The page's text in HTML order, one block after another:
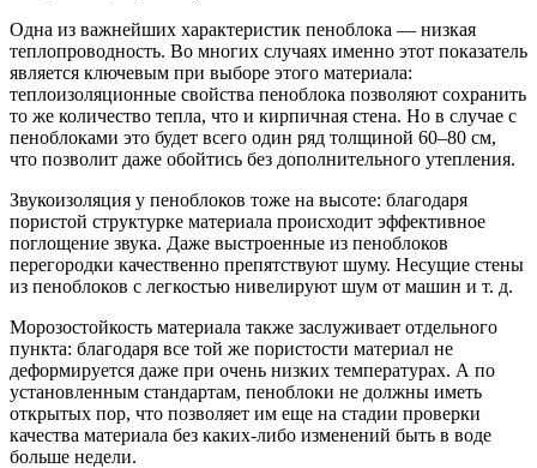
Одна из важнейших характеристик пеноблока — низкая
теплопроводность. Во многих случаях именно этот показатель
является ключевым при выборе этого материала:
теплоизоляционные свойства пеноблока позволяют сохранить
то же количество тепла, что и кирпичная стена. Но в случае с
пеноблоками это будет всего один ряд толщиной 60–80 см,
что позволит даже обойтись без дополнительного утепления.
Звукоизоляция у пеноблоков тоже на высоте: благодаря
пористой структурке материала происходит эффективное
поглощение звука. Даже выстроенные из пеноблоков
перегородки качественно препятствуют шуму. Несущие стены
из пеноблоков с легкостью нивелируют шум от машин и т. д.
Морозостойкость материала также заслуживает отдельного
пункта: благодаря все той же пористости материал не
деформируется даже при очень низких температурах. А по
установленным стандартам, пеноблоки не должны иметь
открытых пор, что позволяет им еще на стадии проверки
качества материала без каких-либо изменений быть в воде
больше недели.